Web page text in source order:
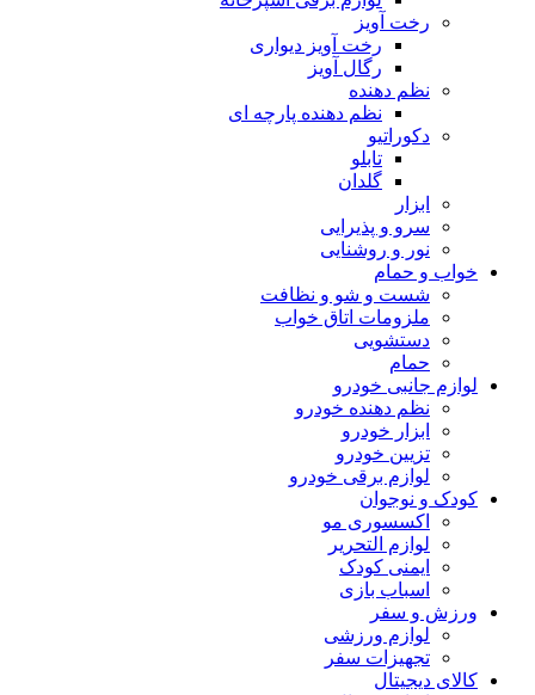
رخت آویز
رخت آویز دیواری
رگال آویز
نظم دهنده
نظم دهنده پارچه ای
دکوراتیو
تابلو
گلدان
ابزار
سرو و پذیرایی
نور و روشنایی
خواب و حمام
شست و شو و نظافت
ملزومات اتاق خواب
دستشویی
حمام
لوازم جانبی خودرو
نظم دهنده خودرو
ابزار خودرو
تزیین خودرو
لوازم برقی خودرو
کودک و نوجوان
اکسسوری مو
لوازم التحریر
ایمنی کودک
اسباب بازی
ورزش و سفر
لوازم ورزشی
تجهیزات سفر
کالای دیجیتال